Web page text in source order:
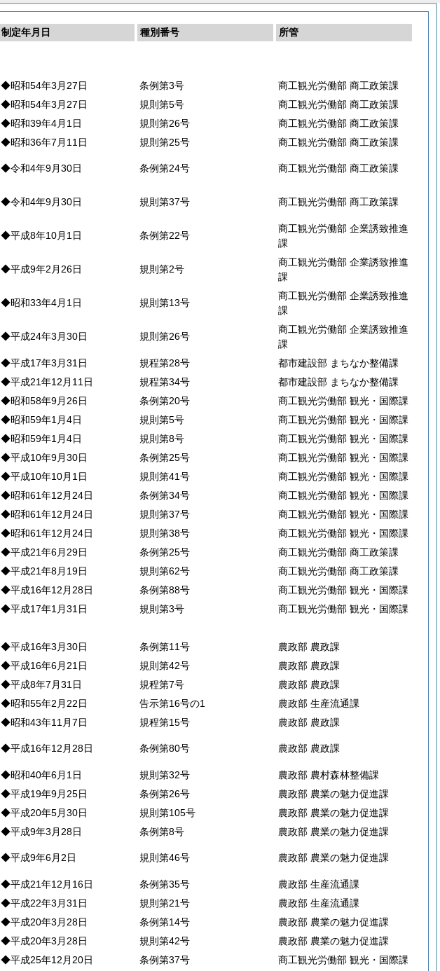
制定年月日 種別番号
所管
◆昭和54年3月27日 条例第3号
商工観光労働部 商工政策課
◆昭和54年3月27日 規則第5号
商工観光労働部 商工政策課
◆昭和39年4月1日 規則第26号
商工観光労働部 商工政策課
◆昭和36年7月11日 規則第25号
商工観光労働部 商工政策課
◆令和4年9月30日 条例第24号 商工観光労働部 商工政策課
◆令和4年9月30日 規則第37号 商工観光労働部 商工政策課
◆平成8年10月1日 条例第22号
商工観光労働部 企業誘致推進
課
◆平成9年2月26日 規則第2号
商工観光労働部 企業誘致推進
課
◆昭和33年4月1日 規則第13号
商工観光労働部 企業誘致推進
課
◆平成24年3月30日 規則第26号
商工観光労働部 企業誘致推進
課
◆平成17年3月31日 規程第28号
都市建設部 まちなか整備課
◆平成21年12月11日 規程第34号
都市建設部 まちなか整備課
◆昭和58年9月26日 条例第20号
商工観光労働部 観光・国際課
◆昭和59年1月4日 規則第5号
商工観光労働部 観光・国際課
◆昭和59年1月4日 規則第8号
商工観光労働部 観光・国際課
◆平成10年9月30日 条例第25号
商工観光労働部 観光・国際課
◆平成10年10月1日 規則第41号
商工観光労働部 観光・国際課
◆昭和61年12月24日 条例第34号
商工観光労働部 観光・国際課
◆昭和61年12月24日 規則第37号
商工観光労働部 観光・国際課
◆昭和61年12月24日 規則第38号
商工観光労働部 観光・国際課
◆平成21年6月29日 条例第25号
商工観光労働部 商工政策課
◆平成21年8月19日 規則第62号
商工観光労働部 商工政策課
◆平成16年12月28日 条例第88号
商工観光労働部 観光・国際課
◆平成17年1月31日 規則第3号
商工観光労働部 観光・国際課
◆平成16年3月30日 条例第11号
農政部 農政課
◆平成16年6月21日 規則第42号
農政部 農政課
◆平成8年7月31日 規程第7号
農政部 農政課
◆昭和55年2月22日 告示第16号の1
農政部 生産流通課
◆昭和43年11月7日 規程第15号
農政部 農政課
◆平成16年12月28日 条例第80号 農政部 農政課
◆昭和40年6月1日 規則第32号
農政部 農村森林整備課
◆平成19年9月25日 条例第26号
農政部 農業の魅力促進課
◆平成20年5月30日 規則第105号
農政部 農業の魅力促進課
◆平成9年3月28日 条例第8号
農政部 農業の魅力促進課
◆平成9年6月2日 規則第46号 農政部 農業の魅力促進課
◆平成21年12月16日 条例第35号
農政部 生産流通課
◆平成22年3月31日 規則第21号
農政部 生産流通課
◆平成20年3月28日 条例第14号
農政部 農業の魅力促進課
◆平成20年3月28日 規則第42号
農政部 農業の魅力促進課
◆平成25年12月20日 条例第37号
商工観光労働部 観光・国際課